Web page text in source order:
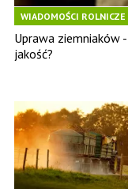
WIADOMOŚCI ROLNICZE
Uprawa ziemniaków
jakość?